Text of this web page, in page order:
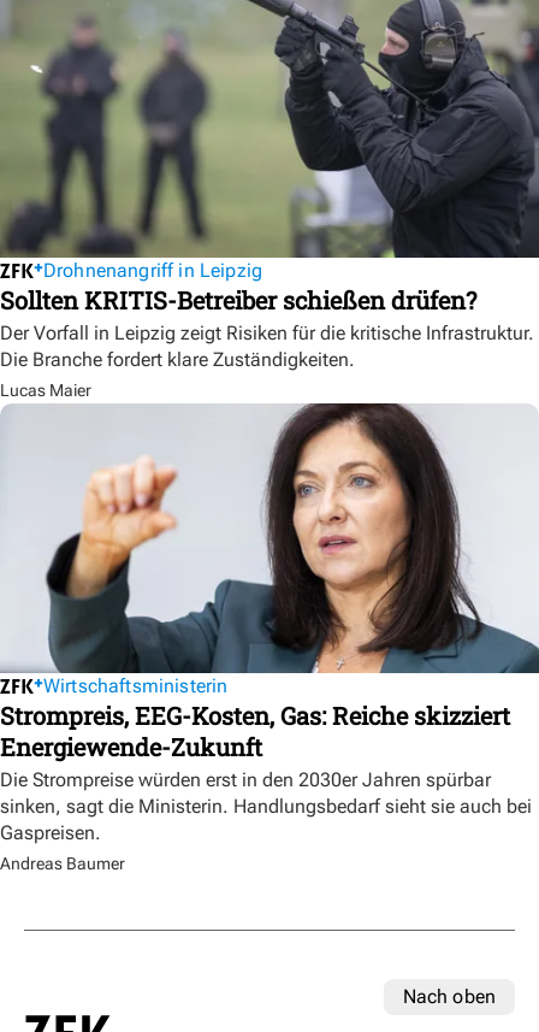
Drohnenangriff in Leipzig
Sollten KRITIS-Betreiber schießen drüfen?
Der Vorfall in Leipzig zeigt Risiken für die kritische Infrastruktur.
Die Branche fordert klare Zuständigkeiten.
Lucas Maier
Wirtschaftsministerin
Strompreis, EEG-Kosten, Gas: Reiche skizziert
Energiewende-Zukunft
Die Strompreise würden erst in den 2030er Jahren spürbar
sinken, sagt die Ministerin. Handlungsbedarf sieht sie auch bei
Gaspreisen.
Andreas Baumer
Nach oben